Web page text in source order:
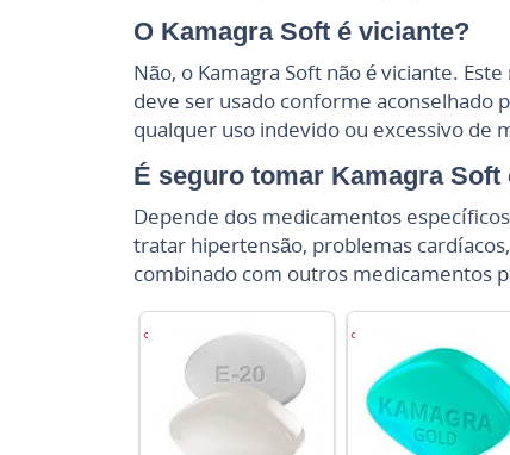
O Kamagra Soft é viciante?
Não, o Kamagra Soft não é viciante.
deve ser usado conforme aconselhado
qualquer uso indevido ou excessivo de
É seguro tomar Kamagra
Depende dos medicamentos
tratar hipertensão, problemas
combinado com outros medicamentos